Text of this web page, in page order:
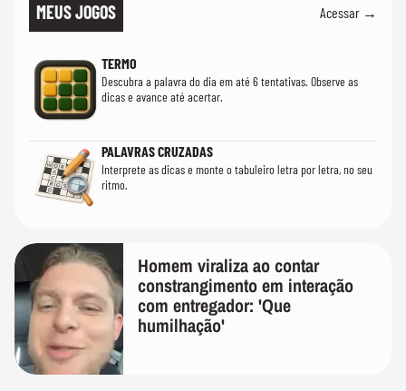
MEUS JOGOS Acessar →
TERMO
Descubra a palavra do dia em até 6 tentativas. Observe as
dicas e avance até acertar.
PALAVRAS CRUZADAS
Interprete as dicas e monte o tabuleiro letra por letra, no seu
ritmo.
Homem viraliza ao contar
constrangimento em interação
com entregador: 'Que
humilhação'